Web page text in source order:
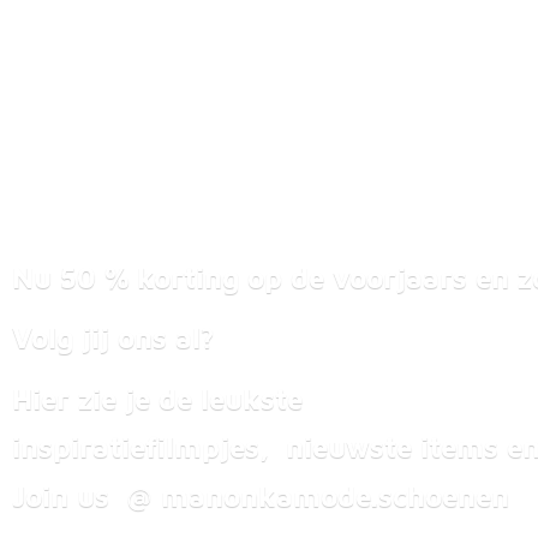
Nu 50 % korting op de voorjaars en
Volg jij ons al?
Hier zie je de leukste
inspiratiefilmpjes, nieuwste items
Join us @ manonkamode.schoenen